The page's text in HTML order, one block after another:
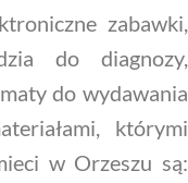
zabawki,
do diagnozy,
do wydawania
którymi
w Orzeszu są: